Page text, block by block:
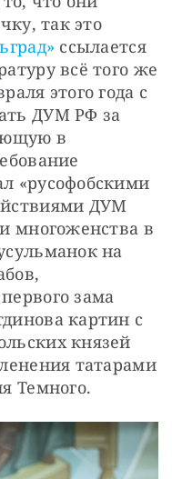
так это
ссылается
всё того же
этого года с
ДУМ РФ за
в
«русофобскими
ДУМ
многоженства в
на
зама
картин с
князей
татарами
Темного.